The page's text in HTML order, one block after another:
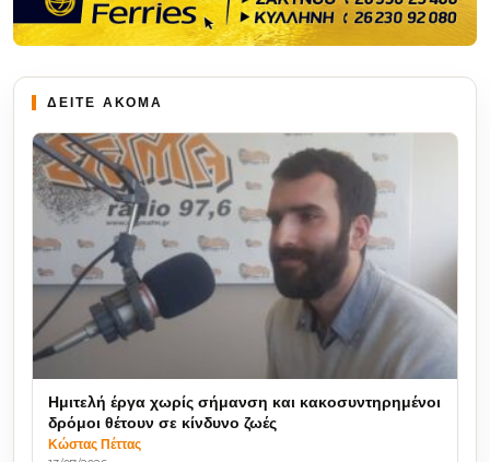
ΔΕΙΤΕ ΑΚΟΜΑ
Ημιτελή έργα χωρίς σήμανση και κακοσυντηρημένοι
δρόμοι θέτουν σε κίνδυνο ζωές
Κώστας Πέττας